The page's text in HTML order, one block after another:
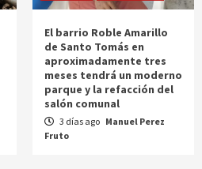
El barrio Roble Amarillo
de Santo Tomás en
aproximadamente tres
meses tendrá un moderno
parque y la refacción del
salón comunal
3 días ago Manuel Perez
Fruto